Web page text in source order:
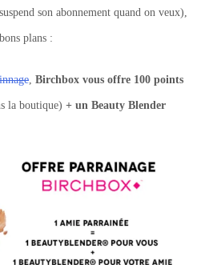
son abonnement quand on veux),
plans :
Birchbox vous offre 100 points
la boutique) + un Beauty Blender